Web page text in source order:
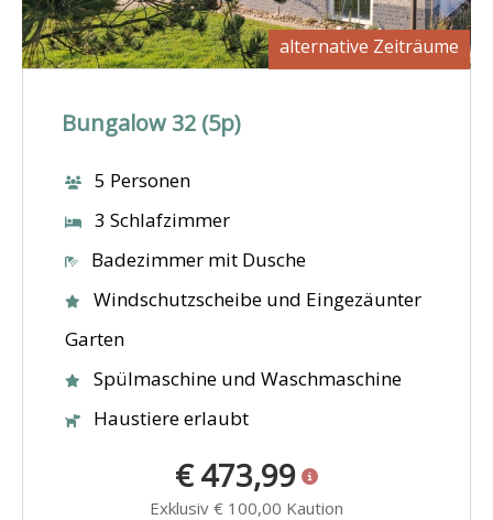
alternative Zeiträume
Bungalow 32 (5p)
5 Personen
3 Schlafzimmer
Badezimmer mit Dusche
Windschutzscheibe und Eingezäunter
Garten
Spülmaschine und Waschmaschine
Haustiere erlaubt
€ 473,99
Exklusiv € 100,00 Kaution